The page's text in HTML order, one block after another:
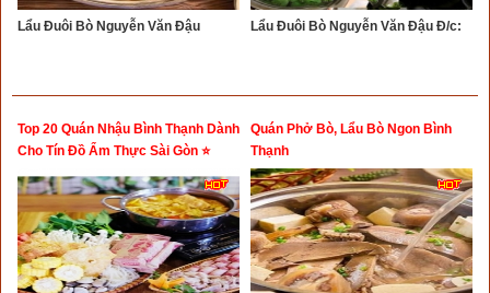
Lẩu Đuôi Bò Nguyễn Văn Đậu Lẩu Đuôi Bò Nguyễn Văn Đậu Đ/c:
Top 20 Quán Nhậu Bình Thạnh Dành
Cho Tín Đồ Ẩm Thực Sài Gòn ⭐
Quán Phở Bò, Lẩu Bò Ngon Bình
Thạnh